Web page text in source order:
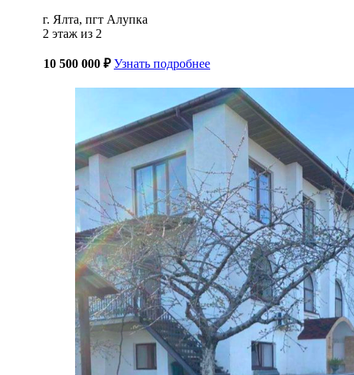
г. Ялта, пгт Алупка
2 этаж из 2
10 500 000 ₽ Узнать подробнее